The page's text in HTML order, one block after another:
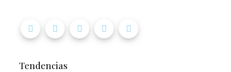
Tendencias